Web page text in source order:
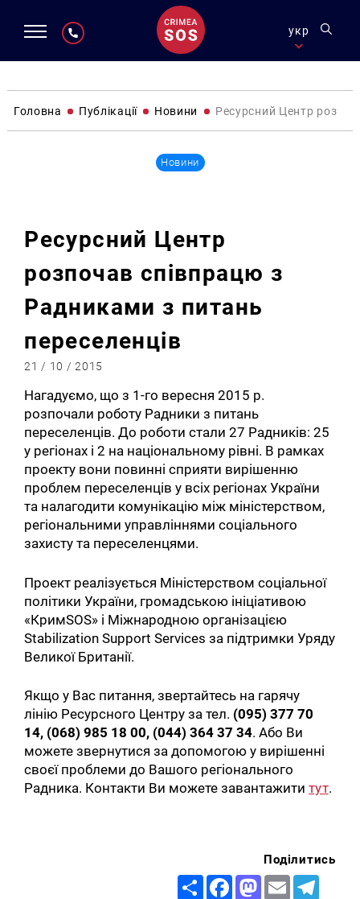
укр
Головна Публікації Новини Ресурсний Центр
Новини
Ресурсний Центр
розпочав співпрацю з
Радниками з питань
переселенців
21 / 10 / 2015
Нагадуємо, що з 1-го вересня 2015 р.
розпочали роботу Радники з питань
переселенців. До роботи стали 27 Радників: 25
у регіонах і 2 на національному рівні. В рамках
проекту вони повинні сприяти вирішенню
проблем переселенців у всіх регіонах України
та налагодити комунікацію між міністерством,
регіональними управліннями соціального
захисту та переселенцями.
Проект реалізується Міністерством соціальної
політики України, громадською ініціативою
«КримSOS» і Міжнародною організацією
Stabilization Support Services за підтримки Уряду
Великої Британії.
Якщо у Вас питання, звертайтесь на гарячу
лінію Ресурсного Центру за тел. (095) 377 70
14, (068) 985 18 00, (044) 364 37 34. Або Ви
можете звернутися за допомогою у вирішенні
своєї проблеми до Вашого регіонального
Радника. Контакти Ви можете завантажититут.
Поділитись
Share FacebookMastodon
Email